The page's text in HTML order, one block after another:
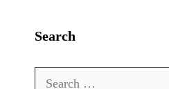
Search
Search